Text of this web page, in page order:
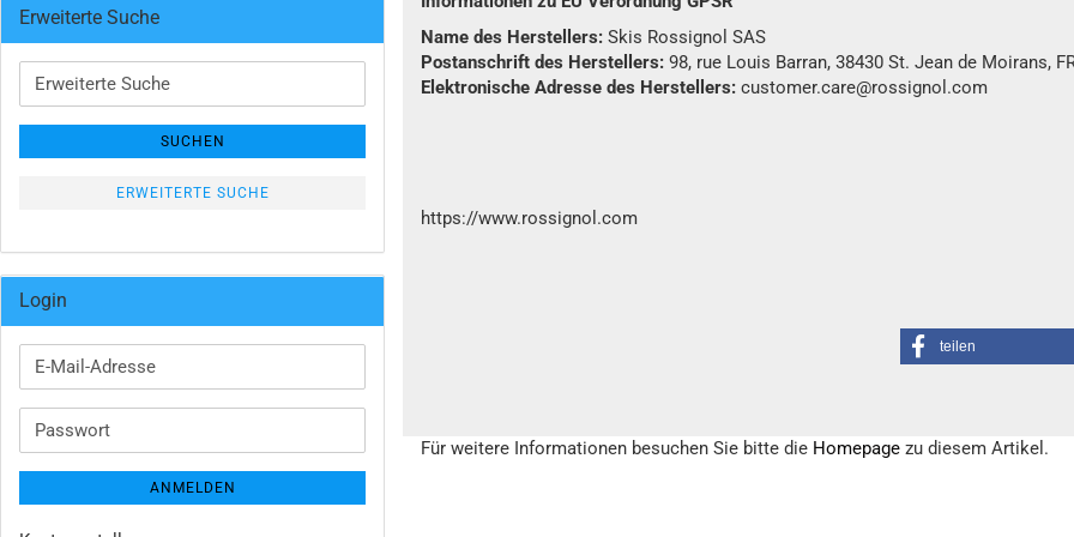
Name des Herstellers: Skis Rossignol SAS
Postanschrift des Herstellers: 98, rue Louis Barran, 38430 St. Jean de Moirans,
Elektronische Adresse des Herstellers: customer.care@rossignol.com
https://www.rossignol.com
teilen
Für weitere Informationen besuchen Sie bitte die Homepage zu diesem Artikel.
Erweiterte Suche
Erweiterte
Suche
SUCHEN
ERWEITERTE SUCHE
Login
E-
Mail-
Passwort
ANMELDEN